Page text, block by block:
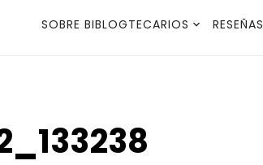
SOBRE BIBLOGTECARIOS RESEÑAS